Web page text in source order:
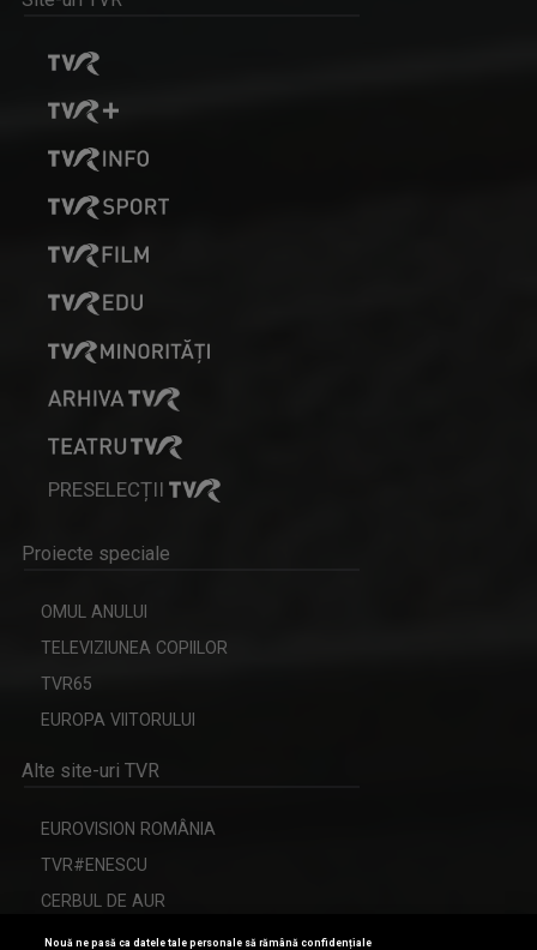
PRESELECȚII
Proiecte speciale
OMUL ANULUI
TELEVIZIUNEA COPIILOR
TVR65
EUROPA VIITORULUI
Alte site-uri TVR
EUROVISION ROMÂNIA
TVR#ENESCU
CERBUL DE AUR
Nouă ne pasă ca datele tale personale să rămână confidențiale